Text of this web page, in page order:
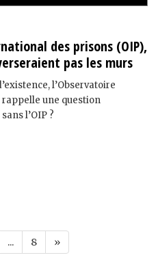
des prisons (OIP),
pas les murs
l’Observatoire
une question
l’OIP ?
... 8 »